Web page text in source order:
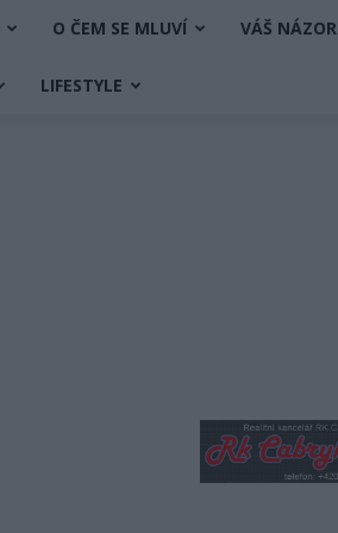
O ČEM SE MLUVÍ VÁŠ NÁZOR
LIFESTYLE